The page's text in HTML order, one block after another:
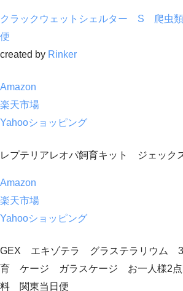
クラックウェットシェルター S 爬虫
便
created by Rinker
Amazon
楽天市場
Yahooショッピング
レプテリアレオパ飼育キット ジェック
Amazon
楽天市場
Yahooショッピング
GEX エキゾテラ グラステラリウム
育 ケージ ガラスケージ お一人様2
料 関東当日便